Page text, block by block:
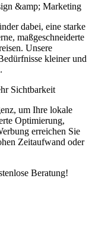
&amp; Marketing
dabei, eine starke
maßgeschneiderte
Unsere
kleiner und
Sichtbarkeit
um Ihre lokale
Optimierung,
erreichen Sie
Zeitaufwand oder
Beratung!